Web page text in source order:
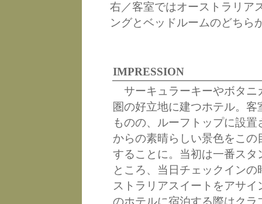
右／客室ではオーストラリア
ングとベッドルームのどちら
IMPRESSION
サーキュラーキーやボタニ
圏の好立地に建つホテル。
ものの、ルーフトップに設
からの素晴らしい景色をこ
することに。当初は一番ス
ところ、当日チェックイン
ストラリアスイートをアサ
のホテルに宿泊する際はク